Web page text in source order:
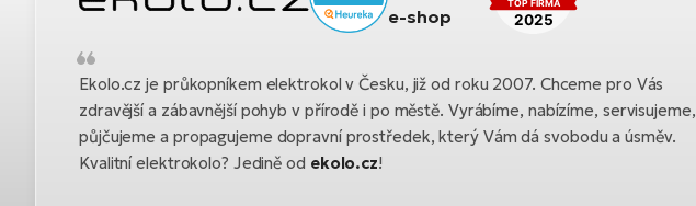
Ekolo.cz je průkopníkem elektrokol v Česku, již od roku 2007. Chceme pro Vás
zdravější a zábavnější pohyb v přírodě i po městě. Vyrábíme, nabízíme, servisujeme,
půjčujeme a propagujeme dopravní prostředek, který Vám dá svobodu a úsměv.
Kvalitní elektrokolo? Jedině od ekolo.cz!